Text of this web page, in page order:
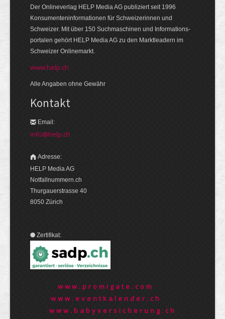
Der Onlineverlag HELP Media AG publiziert seit 1996
Konsumenten­informationen für Schweizerinnen und
Schweizer. Mit über 150 Suchmaschinen und Informations­
portalen gehört HELP Media AG zu den Markt­leadern im
Schweizer Onlinemarkt.
www.help.ch
Alle Angaben ohne Gewähr
Kontakt
Email:
info@help.ch
Adresse:
HELP Media AG
Notfallnummern.ch
Thurgauerstrasse 40
8050 Zürich
Zertifikat:
www.promigate.com
www.eventkalender.ch
www.babyversicherung.ch